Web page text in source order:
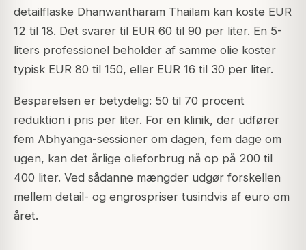
detailflaske Dhanwantharam Thailam kan koste EUR
12 til 18. Det svarer til EUR 60 til 90 per liter. En 5-
liters professionel beholder af samme olie koster
typisk EUR 80 til 150, eller EUR 16 til 30 per liter.
Besparelsen er betydelig: 50 til 70 procent
reduktion i pris per liter. For en klinik, der udfører
fem Abhyanga-sessioner om dagen, fem dage om
ugen, kan det årlige olieforbrug nå op på 200 til
400 liter. Ved sådanne mængder udgør forskellen
mellem detail- og engrospriser tusindvis af euro om
året.